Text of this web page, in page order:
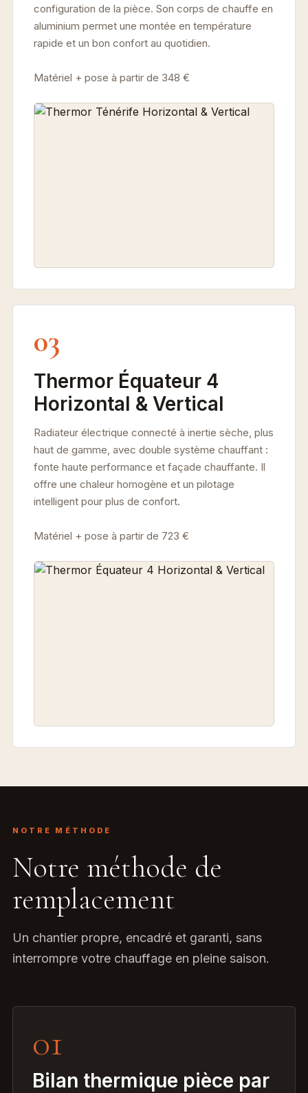
configuration de la pièce. Son corps de chauffe en
aluminium permet une montée en température
rapide et un bon confort au quotidien.
Matériel + pose à partir de 348 €
03
Thermor Équateur 4
Horizontal & Vertical
Radiateur électrique connecté à inertie sèche, plus
haut de gamme, avec double système chauffant :
fonte haute performance et façade chauffante. Il
offre une chaleur homogène et un pilotage
intelligent pour plus de confort.
Matériel + pose à partir de 723 €
NOTRE MÉTHODE
Notre méthode de
remplacement
Un chantier propre, encadré et garanti, sans
interrompre votre chauffage en pleine saison.
01
Bilan thermique pièce par